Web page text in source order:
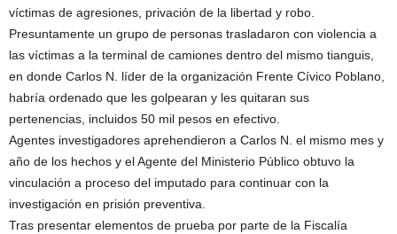
víctimas de agresiones, privación de la libertad y robo.
Presuntamente un grupo de personas trasladaron con violencia a
las víctimas a la terminal de camiones dentro del mismo tianguis,
en donde Carlos N. líder de la organización Frente Cívico Poblano,
habría ordenado que les golpearan y les quitaran sus
pertenencias, incluidos 50 mil pesos en efectivo.
Agentes investigadores aprehendieron a Carlos N. el mismo mes y
año de los hechos y el Agente del Ministerio Público obtuvo la
vinculación a proceso del imputado para continuar con la
investigación en prisión preventiva.
Tras presentar elementos de prueba por parte de la Fiscalía